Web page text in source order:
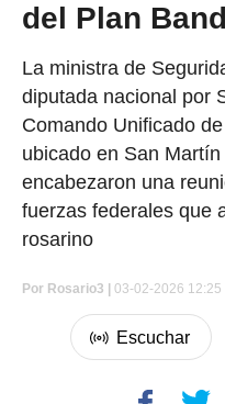
del Plan
La ministra de
diputada nacional por
Comando Unificado
ubicado en San
encabezaron una
fuerzas federales que
rosarino
Por Rosario3 | 03-02-2026 12:25